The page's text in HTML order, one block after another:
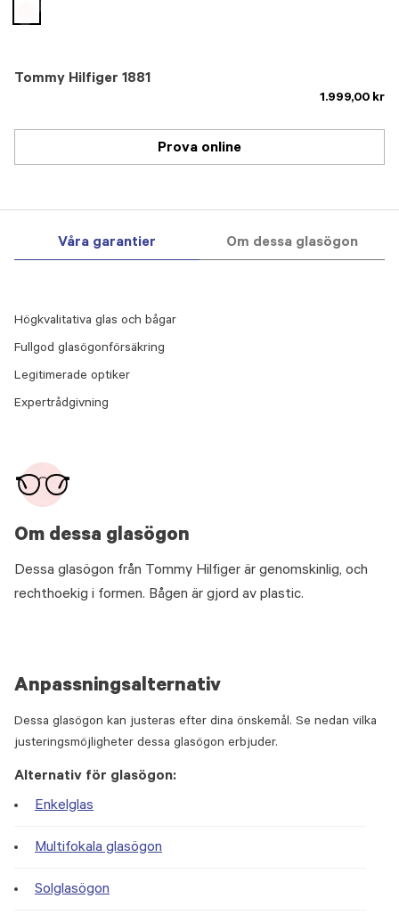
Tommy Hilfiger 1881
1.999,00 kr
selected
Prova online
Våra garantier Om dessa glasögon
Om dessa glasögon
Dessa glasögon från Tommy Hilfiger är genomskinlig, och
rechthoekig i formen. Bågen är gjord av plastic.
Högkvalitativa glas och bågar
Fullgod glasögonförsäkring
Legitimerade optiker
Expertrådgivning
Anpassningsalternativ
Dessa glasögon kan justeras efter dina önskemål. Se nedan vilka
justeringsmöjligheter dessa glasögon erbjuder.
Alternativ för glasögon:
Enkelglas
Multifokala glasögon
Solglasögon